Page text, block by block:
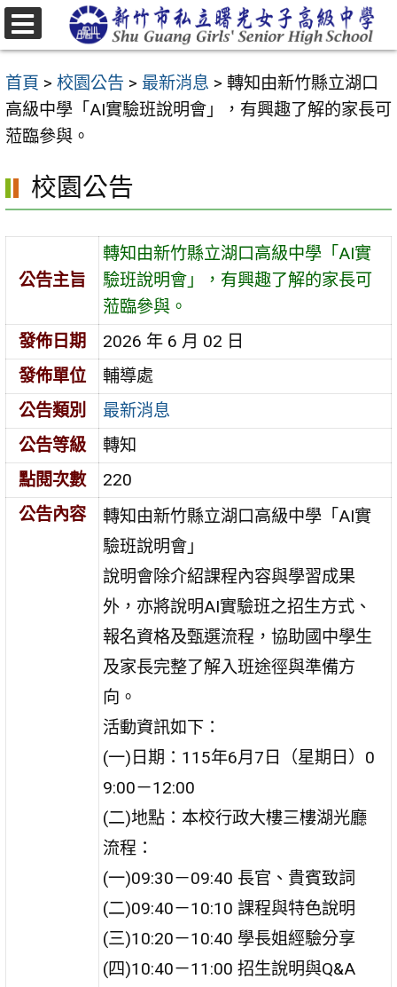
跳
至
要
內
容
首頁 > 校園公告 > 最新消息 > 轉知由新竹縣立湖口
高級中學「AI實驗班說明會」，有興趣了解的家長可
蒞臨參與。
校園公告
公告主旨
轉知由新竹縣立湖口高級中學「AI實
驗班說明會」，有興趣了解的家長可
蒞臨參與。
發佈日期
2026 年 6 月 02 日
發佈單位
輔導處
公告類別
最新消息
公告等級
轉知
點閱次數
220
公告內容
轉知由新竹縣立湖口高級中學「AI實
驗班說明會」
說明會除介紹課程內容與學習成果
外，亦將說明AI實驗班之招生方式、
報名資格及甄選流程，協助國中學生
及家長完整了解入班途徑與準備方
向。
活動資訊如下：
(一)日期：115年6月7日（星期日）0
9:00－12:00
(二)地點：本校行政大樓三樓湖光廳
流程：
(一)09:30－09:40 長官、貴賓致詞
(二)09:40－10:10 課程與特色說明
(三)10:20－10:40 學長姐經驗分享
(四)10:40－11:00 招生說明與Q&A
選
單